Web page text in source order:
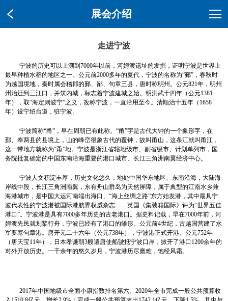
展会介绍
走进宁波
宁波的历史可以上溯到 7000年以前，河姆渡遗址的发掘，证明宁波是世界上
最早种植水稻的地区之一。公元前2000多年的夏代，宁波的名称为“鄞” ，春秋时
为越国境地，秦时属会稽郡的鄞、鄮、句章三县，唐时称明州。公元821年，明州
州治迁到三江口，并筑内城，标志着宁波建城之始。明洪武十四年（公元1381
年），取“海定则波宁”之义，改称宁波，一直沿用至今。清顺治十五年（ 1658
年）设宁绍台道，驻宁波。
宁波简称“甬” ，早在周朝已有此称。 “甬”字是古代大钟的一个象形字，在
鄞、奉两县的县境上，山的峰峦很象古代的覆钟，故叫甬山，这条江就叫甬江，
这一带地方就称为“甬”地。宁波是浙江省辖地级市、副省级市、计划单列市，国
务院批复确定的中国东南沿海重要的港口城市、长江三角洲南翼经济中心。
宁波人文积淀丰厚，历史文化悠久，地处中国华东地区、东南沿海，大陆海
岸线中段，长江三角洲南翼，东有舟山群岛为天然屏障，属于典型的江南水乡兼
海港城市，是中国大运河南端出海口、 “海上丝绸之路”东方始发港，其中最具宁
波代表性的宁波港被国际港航界权威杂志——英国《集装箱国际》评为“世界五佳
港口”。宁波港是具有7000多年历史的古老港口。据史料记载，早在7000年前，河
姆渡先民就划桨行舟，宁波已经有了港口的雏形。公元前4世纪，古越国营建了水
军要塞句章港。唐开元二十六年（公元738年），宁波港正式开港。公元752年
（唐天宝11年），日本孝谦朝3艘遣唐使船驶抵宁波口岸，掀开了港口 1200余年的
对外开放历史。一千余年的悠久岁月，宁波港历尽磨难，饱经风霜。
2017年中国地级市全面小康指数排名第六。 2020年全市完成一般公共预算收